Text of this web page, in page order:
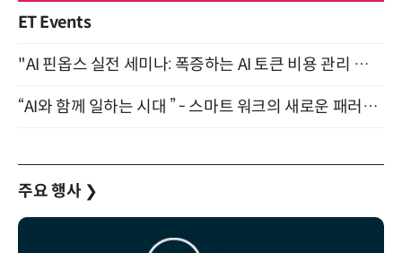
ET Events
"AI 핀옵스 실전 세미나: 폭증하는 AI 토큰 비용 관리 전략" 8월 21일 개최
“AI와 함께 일하는 시대 ” - 스마트 워크의 새로운 패러다임 (9/11)
주요 행사 ❯